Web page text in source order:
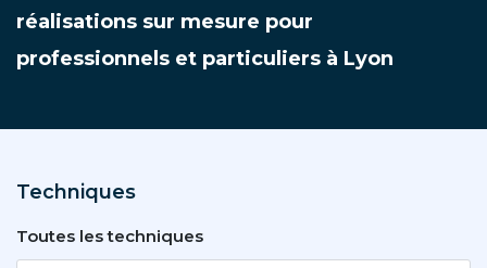
réalisations sur mesure pour
professionnels et particuliers à Lyon
Techniques
Toutes les techniques